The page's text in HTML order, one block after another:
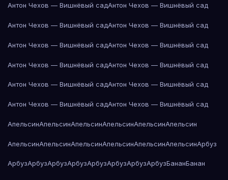
Антон Чехов — Вишнёвый садАнтон Чехов — Вишнёвый сад
Антон Чехов — Вишнёвый садАнтон Чехов — Вишнёвый сад
Антон Чехов — Вишнёвый садАнтон Чехов — Вишнёвый сад
Антон Чехов — Вишнёвый садАнтон Чехов — Вишнёвый сад
Антон Чехов — Вишнёвый садАнтон Чехов — Вишнёвый сад
Антон Чехов — Вишнёвый садАнтон Чехов — Вишнёвый сад
АпельсинАпельсинАпельсинАпельсинАпельсинАпельсин
АпельсинАпельсинАпельсинАпельсинАпельсинАпельсинАрбуз
АрбузАрбузАрбузАрбузАрбузАрбузАрбузАрбузБананБанан